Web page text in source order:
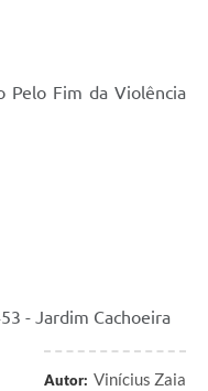
Pelo Fim da Violência
- Jardim Cachoeira
Autor: Vinícius Zaia